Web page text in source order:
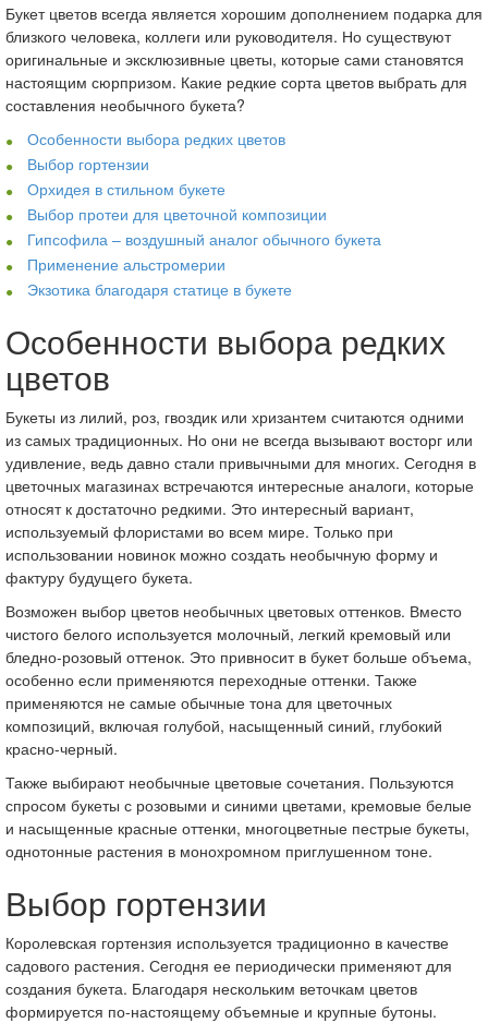
Букет цветов всегда является хорошим дополнением подарка для
близкого человека, коллеги или руководителя. Но существуют
оригинальные и эксклюзивные цветы, которые сами становятся
настоящим сюрпризом. Какие редкие сорта цветов выбрать для
составления необычного букета?
Особенности выбора редких цветов
Выбор гортензии
Орхидея в стильном букете
Выбор протеи для цветочной композиции
Гипсофила – воздушный аналог обычного букета
Применение альстромерии
Экзотика благодаря статице в букете
Особенности выбора редких
цветов
Букеты из лилий, роз, гвоздик или хризантем считаются одними
из самых традиционных. Но они не всегда вызывают восторг или
удивление, ведь давно стали привычными для многих. Сегодня в
цветочных магазинах встречаются интересные аналоги, которые
относят к достаточно редкими. Это интересный вариант,
используемый флористами во всем мире. Только при
использовании новинок можно создать необычную форму и
фактуру будущего букета.
Возможен выбор цветов необычных цветовых оттенков. Вместо
чистого белого используется молочный, легкий кремовый или
бледно-розовый оттенок. Это привносит в букет больше объема,
особенно если применяются переходные оттенки. Также
применяются не самые обычные тона для цветочных
композиций, включая голубой, насыщенный синий, глубокий
красно-черный.
Также выбирают необычные цветовые сочетания. Пользуются
спросом букеты с розовыми и синими цветами, кремовые белые
и насыщенные красные оттенки, многоцветные пестрые букеты,
однотонные растения в монохромном приглушенном тоне.
Выбор гортензии
Королевская гортензия используется традиционно в качестве
садового растения. Сегодня ее периодически применяют для
создания букета. Благодаря нескольким веточкам цветов
формируется по-настоящему объемные и крупные бутоны.